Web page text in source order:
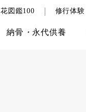
修行体験
花図鑑100
納骨 ・ 永代供養